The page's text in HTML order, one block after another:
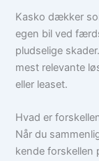
Kasko dækker
egen bil ved
pludselige
mest relevante
eller leaset.
Hvad er
Når du
kende forskellen